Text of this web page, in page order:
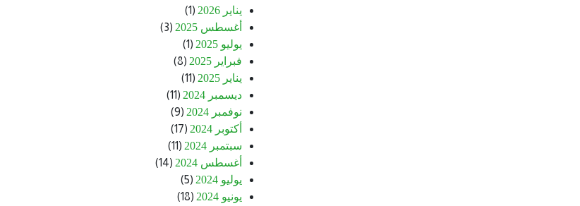
يناير 2026
(1)
أغسطس 2025
(3)
يوليو 2025
(1)
فبراير 2025
(8)
يناير 2025
(11)
ديسمبر 2024
(11)
نوفمبر 2024
(9)
أكتوبر 2024
(17)
سبتمبر 2024
(11)
أغسطس 2024
(14)
يوليو 2024
(5)
يونيو 2024
(18)